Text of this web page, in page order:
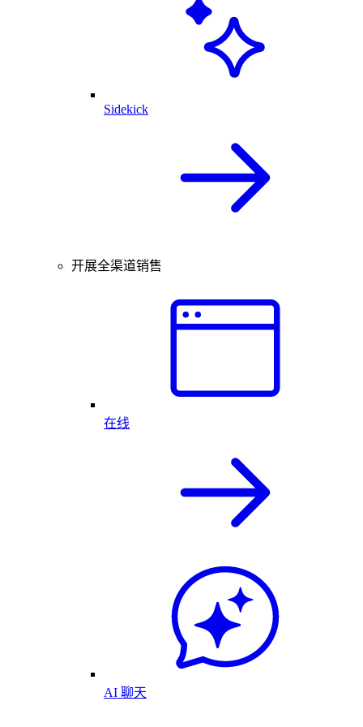
Sidekick
开展全渠道销售
在线
AI 聊天